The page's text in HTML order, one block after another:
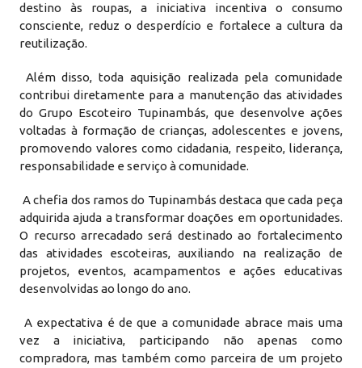
destino às roupas, a iniciativa incentiva o consumo
consciente, reduz o desperdício e fortalece a cultura da
reutilização.
Além disso, toda aquisição realizada pela comunidade
contribui diretamente para a manutenção das atividades
do Grupo Escoteiro Tupinambás, que desenvolve ações
voltadas à formação de crianças, adolescentes e jovens,
promovendo valores como cidadania, respeito, liderança,
responsabilidade e serviço à comunidade.
A chefia dos ramos do Tupinambás destaca que cada peça
adquirida ajuda a transformar doações em oportunidades.
O recurso arrecadado será destinado ao fortalecimento
das atividades escoteiras, auxiliando na realização de
projetos, eventos, acampamentos e ações educativas
desenvolvidas ao longo do ano.
A expectativa é de que a comunidade abrace mais uma
vez a iniciativa, participando não apenas como
compradora, mas também como parceira de um projeto